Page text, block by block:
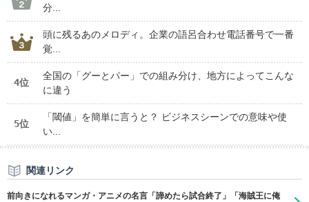
分...
頭に残るあのメロディ。企業の語呂合わせ電話番号で一番
覚...
4位
全国の「グーとパー」での組み分け、地方によってこんな
に違う
5位
「閾値」を簡単に言うと？ ビジネスシーンでの意味や使
い...
関連リンク
前向きになれるマンガ・アニメの名言「諦めたら試合終了」「海賊王に俺